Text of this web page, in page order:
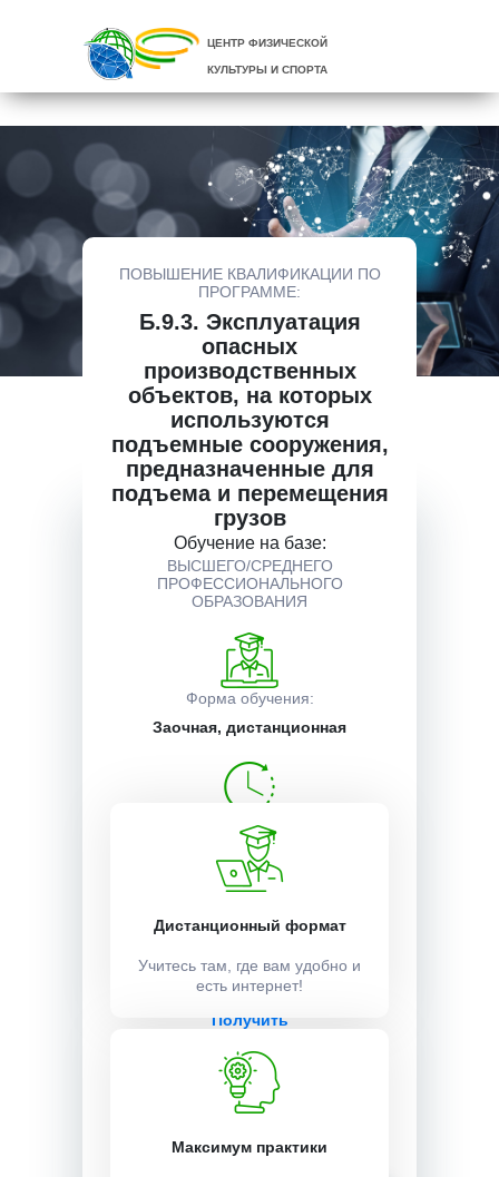
ЦЕНТР ФИЗИЧЕСКОЙ
КУЛЬТУРЫ И СПОРТА
ПОВЫШЕНИЕ КВАЛИФИКАЦИИ ПО
ПРОГРАММЕ:
Б.9.3. Эксплуатация
опасных
производственных
объектов, на которых
используются
подъемные сооружения,
предназначенные для
подъема и перемещения
грузов
Обучение на базе:
ВЫСШЕГО/СРЕДНЕГО
ПРОФЕССИОНАЛЬНОГО
ОБРАЗОВАНИЯ
Форма обучения:
Заочная, дистанционная
Время обучения в часах:
72
Время обучения в часах:
Учебный план:
Получить
Стоимость:
Описание курса
Получаемые документы
Условия поступления
Дистанционный формат
Учитесь там, где вам удобно и
есть интернет!
Максимум практики